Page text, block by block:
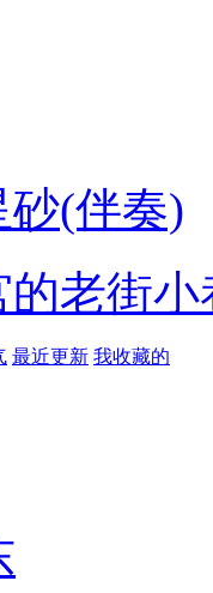
砂(伴奏)
的老街
最近更新 我收藏的